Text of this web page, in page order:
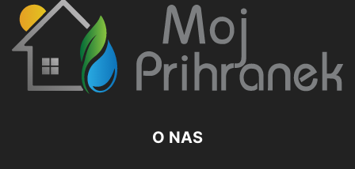
O NAS